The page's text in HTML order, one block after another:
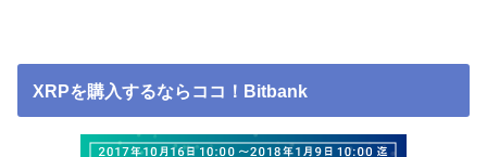
XRPを購入するならココ！Bitbank